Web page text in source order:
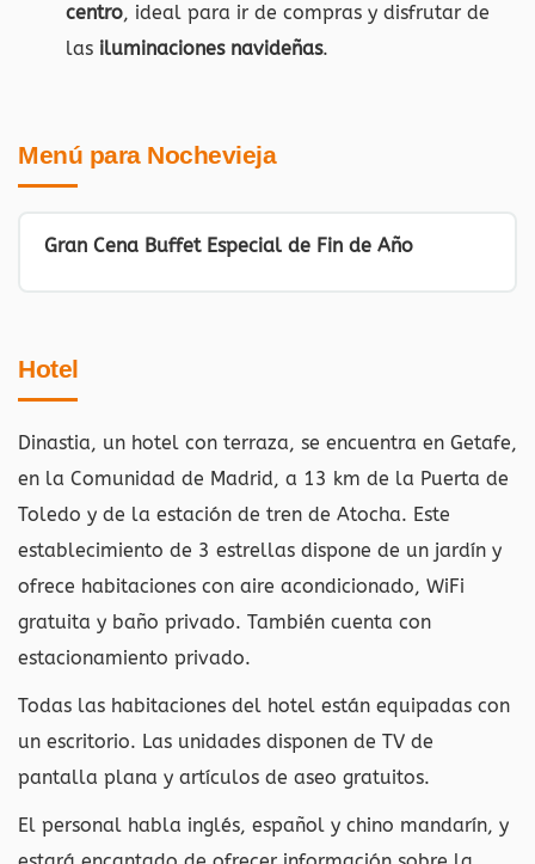
centro, ideal para ir de compras y disfrutar de
las iluminaciones navideñas.
Menú para Nochevieja
Gran Cena Buffet Especial de Fin de Año
Hotel
Dinastia, un hotel con terraza, se encuentra en Getafe,
en la Comunidad de Madrid, a 13 km de la Puerta de
Toledo y de la estación de tren de Atocha. Este
establecimiento de 3 estrellas dispone de un jardín y
ofrece habitaciones con aire acondicionado, WiFi
gratuita y baño privado. También cuenta con
estacionamiento privado.
Todas las habitaciones del hotel están equipadas con
un escritorio. Las unidades disponen de TV de
pantalla plana y artículos de aseo gratuitos.
El personal habla inglés, español y chino mandarín, y